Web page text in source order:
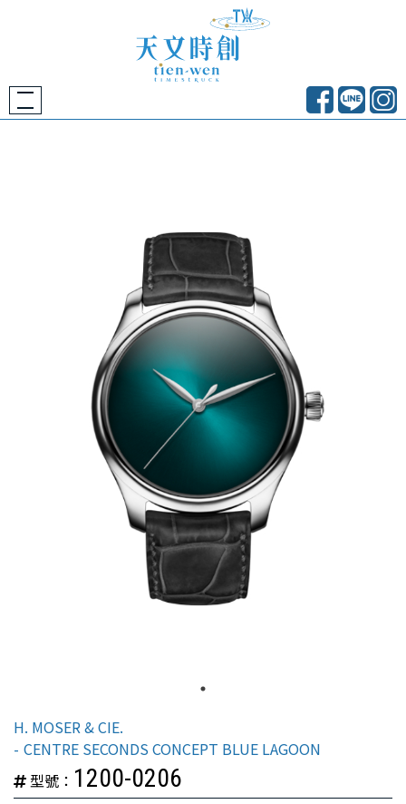
H. MOSER & CIE.
CENTRE SECONDS CONCEPT BLUE LAGOON
型號： 1200-0206